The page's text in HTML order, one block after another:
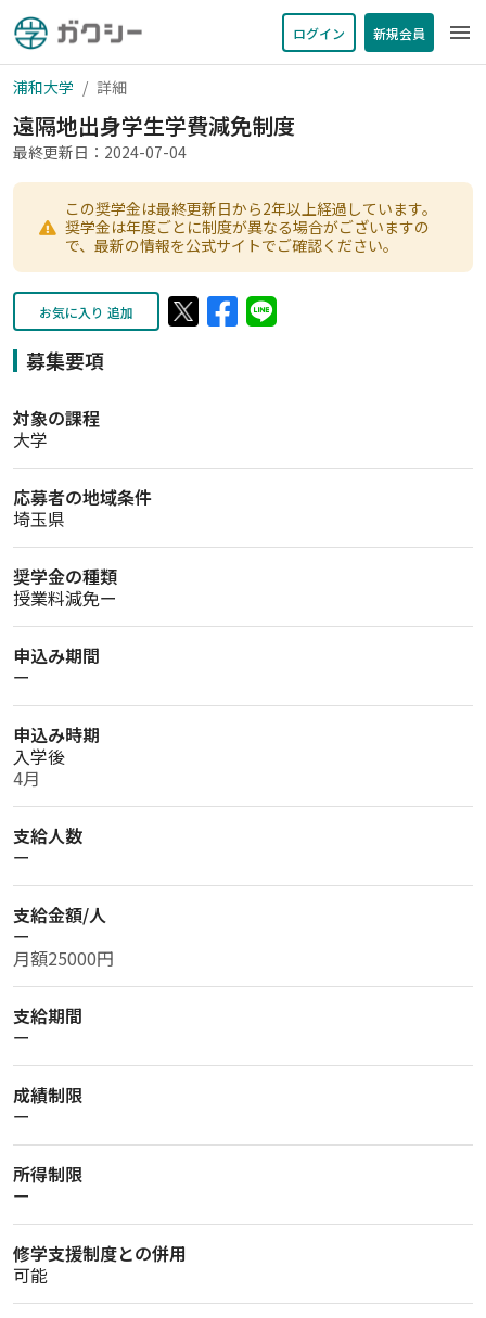
ログイン 新規会員 menu
浦和大学 詳細
遠隔地出身学生学費減免制度
最終更新日：2024-07-04
この奨学金は最終更新日から2年以上経過しています。
奨学金は年度ごとに制度が異なる場合がございますの
で、最新の情報を公式サイトでご確認ください。
お気に入り 追加
募集要項
対象の課程
大学
応募者の地域条件
埼玉県
奨学金の種類
授業料減免ー
申込み期間
ー
申込み時期
入学後
4月
支給人数
ー
支給金額/人
ー
月額25000円
支給期間
ー
成績制限
ー
所得制限
ー
修学支援制度との併用
可能